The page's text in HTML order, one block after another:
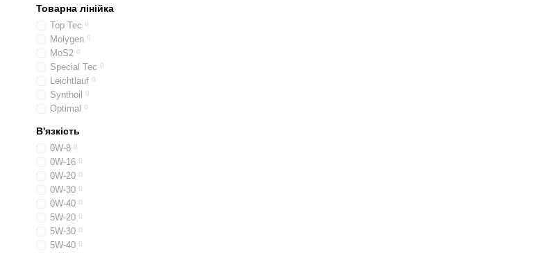
Товарна лінійка
Top Tec 0
Molygen 0
МoS2 0
Special Tec 0
Leichtlauf 0
Synthoil 0
Optimal 0
В'язкість
0W-8 0
0W-16 0
0W-20 0
0W-30 0
0W-40 0
5W-20 0
5W-30 0
5W-40 0